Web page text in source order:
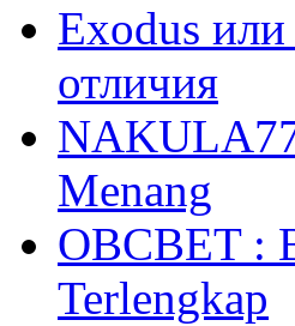
Exodus
отличия
Menang
OBCBET :
Terlengkap